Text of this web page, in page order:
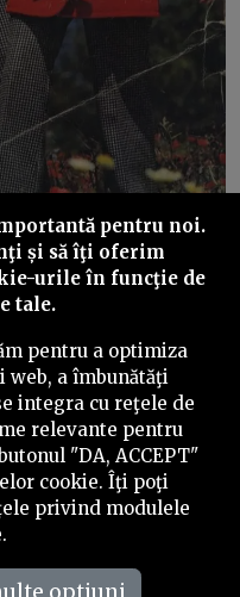
unei amenajări
n Neckermann”.
un catalog de la Cora,
foarte săraci dintr-o
decât să admire
îmbrăca sau primi și
pentru noi.
și să îţi oferim
urile în funcţie de
tale.
pentru a optimiza
a îmbunătăţi
integra cu reţele de
relevante pentru
"DA, ACCEPT"
cookie. Îţi poţi
privind modulele